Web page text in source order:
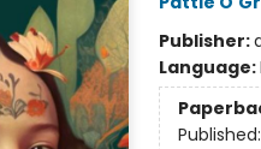
Publisher:
Language:
Published: